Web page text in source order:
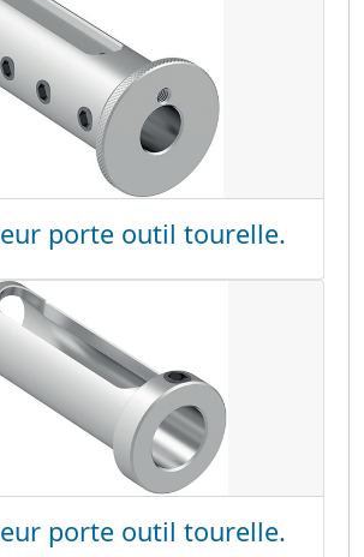
porte outil tourelle.
porte outil tourelle.